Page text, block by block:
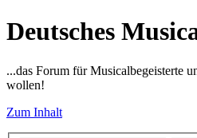
Deutsches
...das Forum für Musicalbegeisterte
wollen!
Zum Inhalt